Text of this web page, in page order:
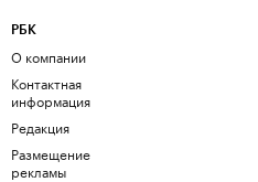
РБК
О компании
Контактная
информация
Редакция
Размещение
рекламы